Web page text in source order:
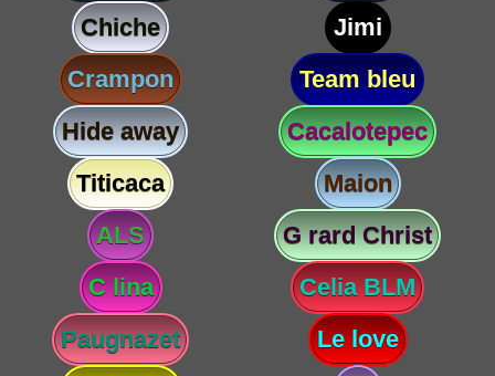
Chiche
Jimi
Crampon
Team bleu
Hide away
Cacalotepec
Titicaca
Maion
ALS
G rard Christ
C lina
Celia BLM
Paugnazet
Le love